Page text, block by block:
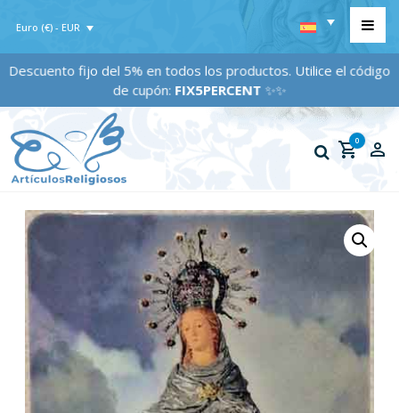
Euro (€) - EUR
Descuento fijo del 5% en todos los productos. Utilice el código
de cupón: FIX5PERCENT ✨✨
0